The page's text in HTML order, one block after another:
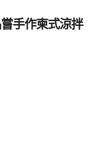
手作柬式涼拌